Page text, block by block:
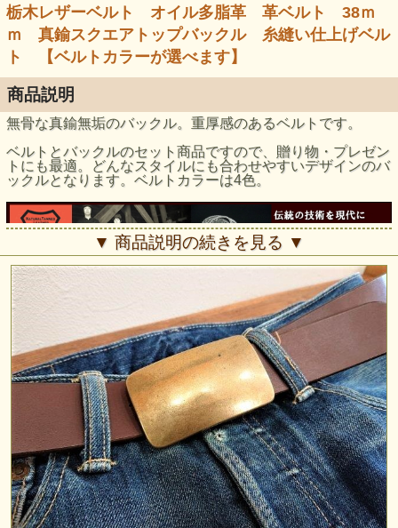
栃木レザーベルト オイル多脂革 革ベルト 38ｍ
ｍ 真鍮スクエアトップバックル 糸縫い仕上げベル
ト 【ベルトカラーが選べます】
商品説明
無骨な真鍮無垢のバックル。重厚感のあるベルトです。
ベルトとバックルのセット商品ですので、贈り物・プレゼン
トにも最適。どんなスタイルにも合わせやすいデザインのバ
ックルとなります。ベルトカラーは4色。
USAバックル専門店JUN-COMPANY×名匠「栃木レザー」
日本が誇る革の匠「栃木レザー」の良質ヌメ革（※フルベジ
タブルタンニンなめし革）にオイルをふんだんに加脂したオ
イルレザーベルトです。革の表面は比較的マットな仕上が
り、オイルの自然でほのかな艶があります。ベルトをお使い
頂くごとに革に浸み込んだオイル成分が表面に現れ、柔らか
く自然なオイルの光沢が出てきます。また、オイルを塗布す
る事により味わえる美しい経年変化（エイジング）で愛着の
湧く1本となる事と思います。
使い込むごとに味わえる天然良質ヌメ革ならではの美しい経
年変化（エイジング）、使い心地の良さ・愛着を是非お楽し
みください。
老舗皮革会社「栃木レザー」（旧・栃木皮革）、良質の北米
産原皮をオリジナル植物性タンニンエキス（ブラジル産ミモ
ザ樹皮から抽出）に約20日間もの時間をかけ、十分になめし
た拘りのヌメ革にオイルとタンニンを含ませて染色加脂した
良質のヌメ革を使用しました。
▼ 商品説明の続きを見る ▼